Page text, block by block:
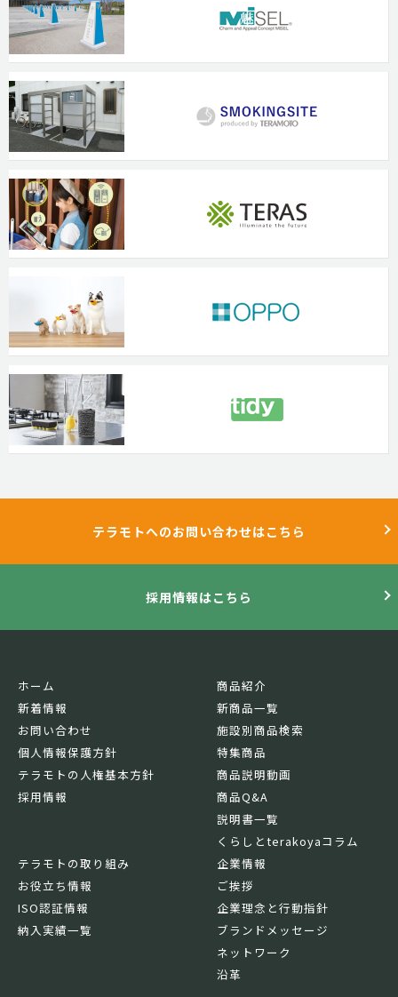
テラモトへのお問い合わせはこちら
採用情報はこちら
ホーム
新着情報
お問い合わせ
個人情報保護方針
テラモトの人権基本方針
採用情報
商品紹介
新商品一覧
施設別商品検索
特集商品
商品説明動画
商品Q&A
説明書一覧
くらしとterakoyaコラム
テラモトの取り組み
お役立ち情報
ISO認証情報
納入実績一覧
企業情報
ご挨拶
企業理念と行動指針
ブランドメッセージ
ネットワーク
沿革